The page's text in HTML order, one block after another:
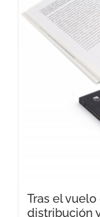
Tras el
distribución